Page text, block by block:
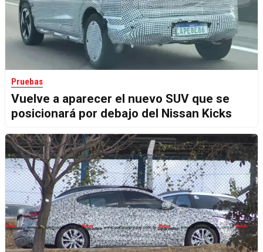
Pruebas
Vuelve a aparecer el nuevo SUV que se
posicionará por debajo del Nissan Kicks